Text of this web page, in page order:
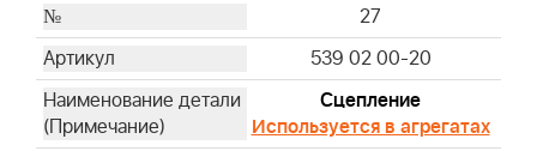
27
539 02 00-20
Сцепление
Используется в агрегатах